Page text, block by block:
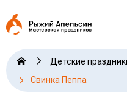
Детские
Свинка Пеппа